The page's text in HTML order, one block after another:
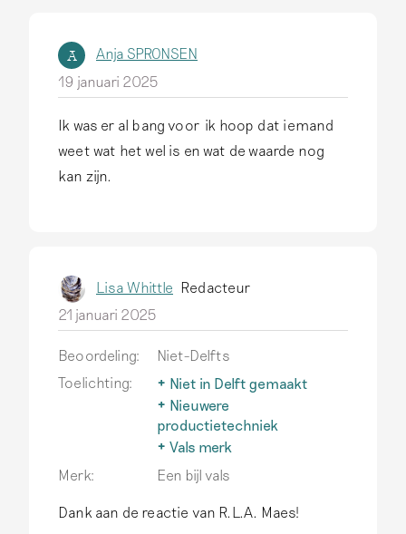
A
Anja SPRONSEN
19 januari 2025
Ik was er al bang voor ik hoop dat iemand
weet wat het wel is en wat de waarde nog
kan zijn.
Lisa Whittle Redacteur
21 januari 2025
Beoordeling:
Niet-Delfts
Toelichting:
Niet in Delft gemaakt
Delfts aardewerk wordt
alleen zo genoemd als het
echt in Delft is
Nieuwere
productietechniek
Na 1850 ontwikkelen
buitenland efficiëntere,
goedkopere
Vals merk
In de 19de eeuw ontstaat
een financiële prikkel om
recenter gemaakt
Merk: Een bijl vals
Dank aan de reactie van R.L.A. Maes!